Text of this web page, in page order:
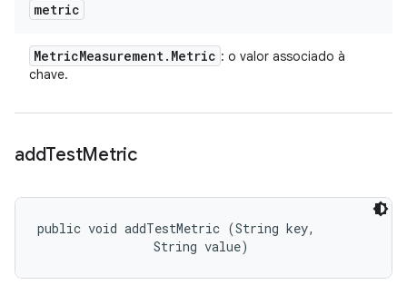
metric
MetricMeasurement. Metric : o valor associado à
chave.
addTestMetric
public void addTestMetric (String key,
                String value)